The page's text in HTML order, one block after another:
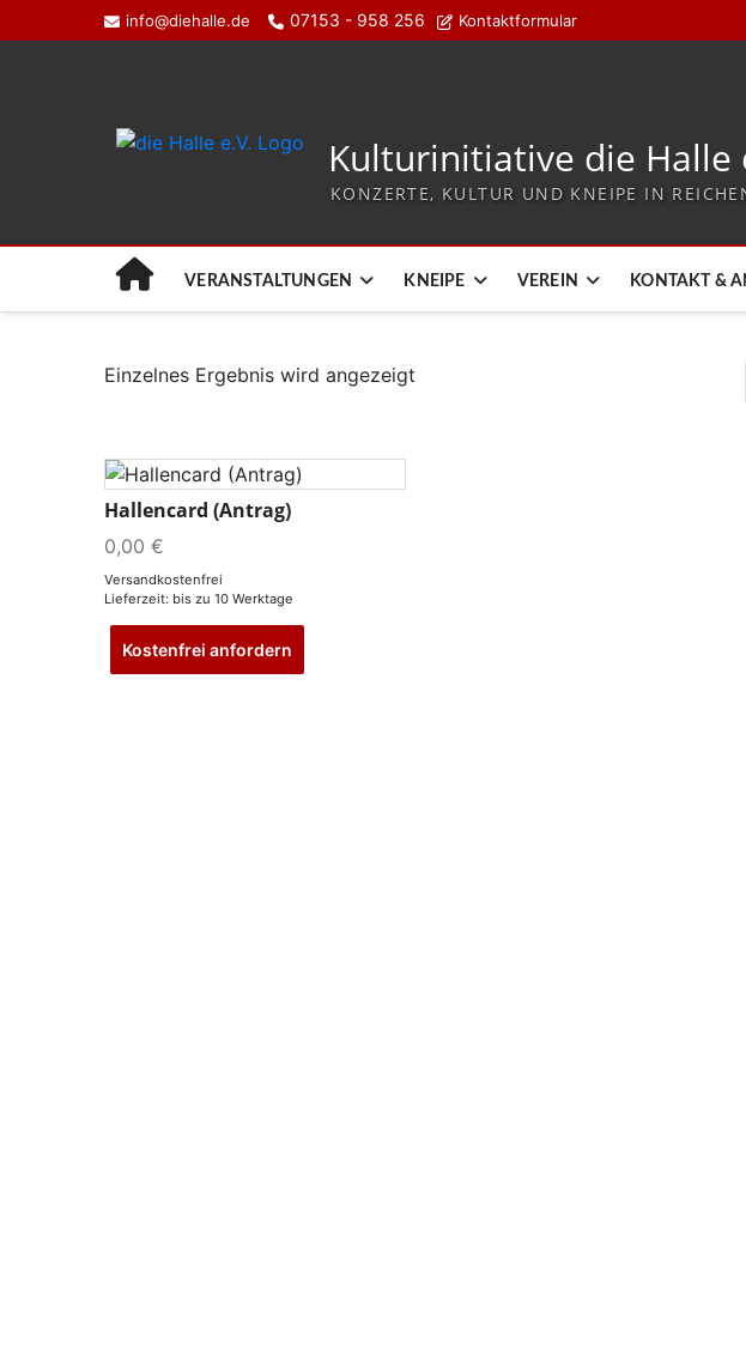
info@diehalle.de 07153 - 958 256 Kontaktformular
Kulturinitiative die Halle
KONZERTE, KULTUR UND KNEIPE IN
VERANSTALTUNGEN KNEIPE VEREIN KONTAKT &
Einzelnes Ergebnis wird angezeigt
Hallencard (Antrag)
0,00 €
Versandkostenfrei
Lieferzeit: bis zu 10 Werktage
Kostenfrei anfordern
Dieses
weist